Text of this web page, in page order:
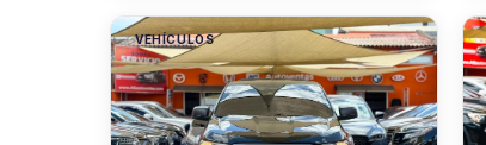
VEHÍCULOS